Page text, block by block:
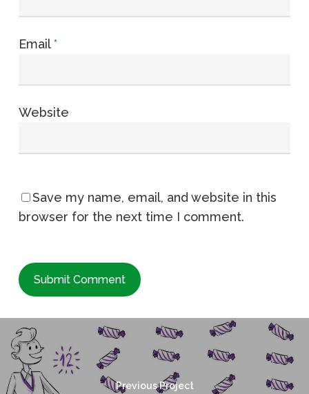
Email*
Website
Save my name, email, and website in this
browser for the next time I comment.
Previous Project